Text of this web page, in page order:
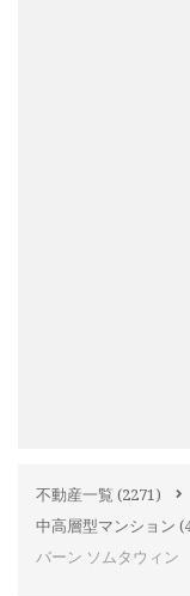
不動産一覧 (2271)
中高層型マンション
バーン ソムタウィン